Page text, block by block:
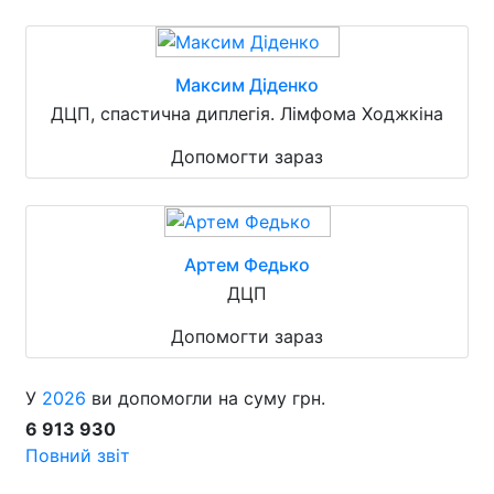
Максим Діденко
ДЦП, спастична диплегія. Лімфома Ходжкіна
Допомогти зараз
Артем Федько
ДЦП
Допомогти зараз
У 2026 ви допомогли на суму грн.
6 913 930
Повний звіт